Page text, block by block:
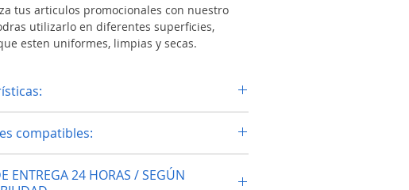
tus articulos promocionales con nuestro
utilizarlo en diferentes superficies,
esten uniformes, limpias y secas.
4.5" x 10"
al agua
al frio y al calor
compatibles:
lisa
ENTREGA 24 HORAS / SEGÚN